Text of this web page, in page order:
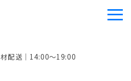
配送｜14:00～19:00